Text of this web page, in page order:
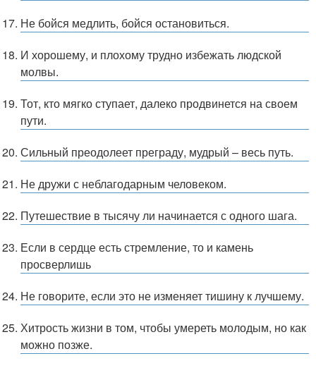
Не бойся медлить, бойся остановиться.
И хорошему, и плохому трудно избежать людской
молвы.
Тот, кто мягко ступает, далеко продвинется на своем
пути.
Сильный преодолеет преграду, мудрый – весь путь.
Не дружи с неблагодарным человеком.
Путешествие в тысячу ли начинается с одного шага.
Если в сердце есть стремление, то и камень
просверлишь
Не говорите, если это не изменяет тишину к лучшему.
Хитрость жизни в том, чтобы умереть молодым, но как
можно позже.